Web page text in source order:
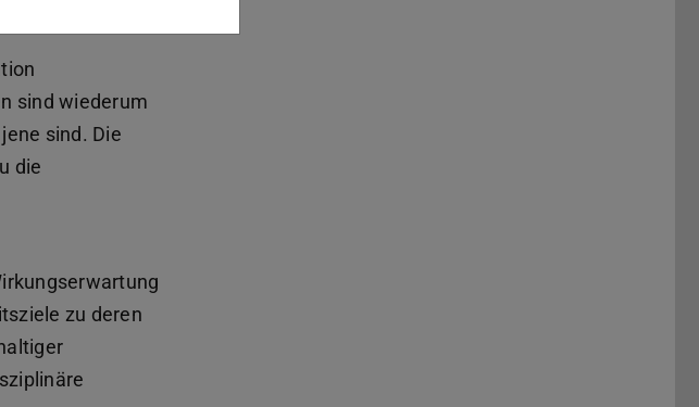
sind wiederum
sind. Die
die
zu deren